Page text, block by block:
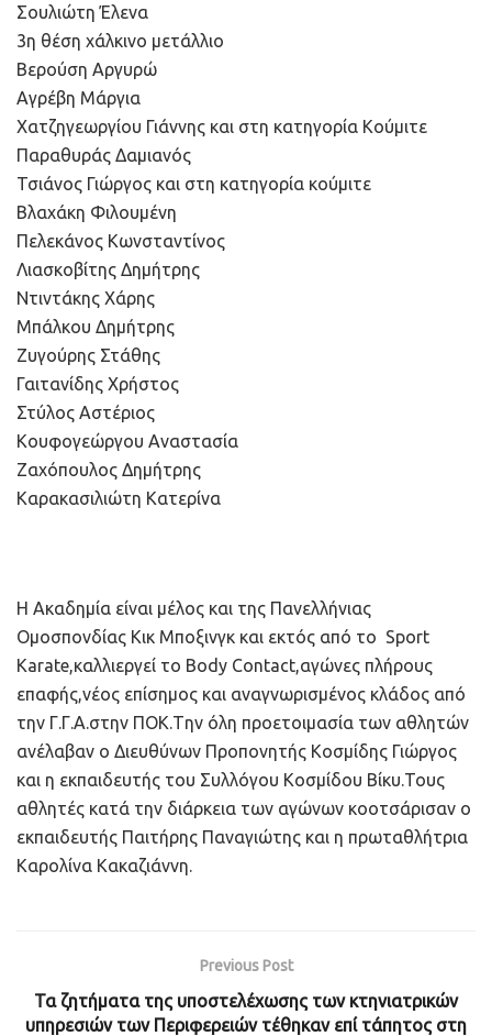
Σουλιώτη Έλενα
3η θέση χάλκινο μετάλλιο
Βερούση Αργυρώ
Αγρέβη Μάργια
Χατζηγεωργίου Γιάννης και στη κατηγορία Κούμιτε
Παραθυράς Δαμιανός
Τσιάνος Γιώργος και στη κατηγορία κούμιτε
Βλαχάκη Φιλουμένη
Πελεκάνος Κωνσταντίνος
Λιασκοβίτης Δημήτρης
Ντιντάκης Χάρης
Μπάλκου Δημήτρης
Ζυγούρης Στάθης
Γαιτανίδης Χρήστος
Στύλος Αστέριος
Κουφογεώργου Αναστασία
Ζαχόπουλος Δημήτρης
Καρακασιλιώτη Κατερίνα
Η Ακαδημία είναι μέλος και της Πανελλήνιας
Ομοσπονδίας Κικ Μποξινγκ και εκτός από το Sport
Karate,καλλιεργεί το Body Contact,αγώνες πλήρους
επαφής,νέος επίσημος και αναγνωρισμένος κλάδος από
την Γ.Γ.Α.στην ΠΟΚ.Tην όλη προετοιμασία των αθλητών
ανέλαβαν ο Διευθύνων Προπονητής Κοσμίδης Γιώργος
και η εκπαιδευτής του Συλλόγου Κοσμίδου Βίκυ.Τους
αθλητές κατά την διάρκεια των αγώνων κοοτσάρισαν ο
εκπαιδευτής Παιτήρης Παναγιώτης και η πρωταθλήτρια
Καρολίνα Κακαζιάννη.
Previous Post
Τα ζητήματα της υποστελέχωσης των κτηνιατρικών
υπηρεσιών των Περιφερειών τέθηκαν επί τάπητος στη